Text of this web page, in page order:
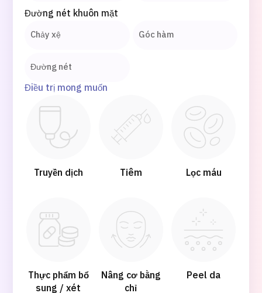
Chính sách bảo vệ dữ liệu cá nhân
Hướng dẫn và chính sách của công ty
Quản trị JTB
Tiếng Nhật
Đường nét khuôn mặt
Chảy xệ Góc hàm
Đường nét
Điều trị mong muốn
Truyền dịch Tiêm Lọc máu
Thực phẩm bổ
sung / xét
Nâng cơ bằng
chỉ
Peel da